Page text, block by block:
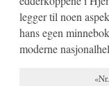
legger til noen
hans egen
moderne